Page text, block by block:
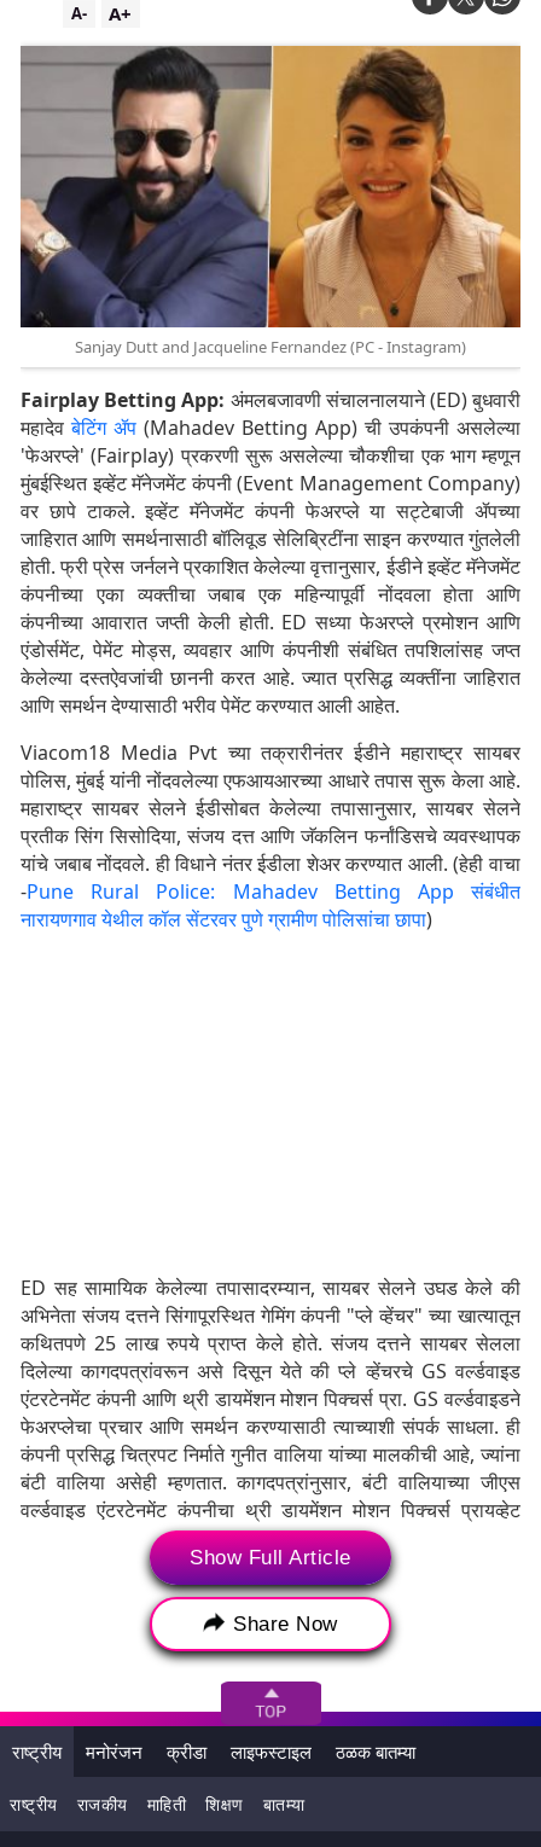
A+
A-
Sanjay Dutt and Jacqueline Fernandez (PC - Instagram)
Fairplay Betting App: अंमलबजावणी संचालनालयाने (ED) बुधवारी
महादेवबेटिंग ॲप (Mahadev Betting App) ची उपकंपनी असलेल्या
'फेअरप्ले' (Fairplay) प्रकरणी सुरू असलेल्या चौकशीचा एक भाग म्हणून
मुंबईस्थित इव्हेंट मॅनेजमेंट कंपनी (Event Management Company)
वर छापे टाकले. इव्हेंट मॅनेजमेंट कंपनी फेअरप्ले या सट्टेबाजी ॲपच्या
जाहिरात आणि समर्थनासाठी बॉलिवूड सेलिब्रिटींना साइन करण्यात गुंतलेली
होती. फ्री प्रेस जर्नलने प्रकाशित केलेल्या वृत्तानुसार, ईडीने इव्हेंट मॅनेजमेंट
कंपनीच्या एका व्यक्तीचा जबाब एक महिन्यापूर्वी नोंदवला होता आणि
कंपनीच्या आवारात जप्ती केली होती. ED सध्या फेअरप्ले प्रमोशन आणि
एंडोर्समेंट, पेमेंट मोड्स, व्यवहार आणि कंपनीशी संबंधित तपशिलांसह जप्त
केलेल्या दस्तऐवजांची छाननी करत आहे. ज्यात प्रसिद्ध व्यक्तींना जाहिरात
आणि समर्थन देण्यासाठी भरीव पेमेंट करण्यात आली आहेत.
Viacom18 Media Pvt च्या तक्रारीनंतर ईडीने महाराष्ट्र सायबर
पोलिस, मुंबई यांनी नोंदवलेल्या एफआयआरच्या आधारे तपास सुरू केला आहे.
महाराष्ट्र सायबर सेलने ईडीसोबत केलेल्या तपासानुसार, सायबर सेलने
प्रतीक सिंग सिसोदिया, संजय दत्त आणि जॅकलिन फर्नांडिसचे व्यवस्थापक
यांचे जबाब नोंदवले. ही विधाने नंतर ईडीला शेअर करण्यात आली. (हेही वाचा
-Pune Rural Police: Mahadev Betting App संबंधीत
नारायणगाव येथील कॉल सेंटरवर पुणे ग्रामीण पोलिसांचा छापा)
ED सह सामायिक केलेल्या तपासादरम्यान, सायबर सेलने उघड केले की
अभिनेता संजय दत्तने सिंगापूरस्थित गेमिंग कंपनी "प्ले व्हेंचर" च्या खात्यातून
कथितपणे 25 लाख रुपये प्राप्त केले होते. संजय दत्तने सायबर सेलला
दिलेल्या कागदपत्रांवरून असे दिसून येते की प्ले व्हेंचरचे GS वर्ल्डवाइड
एंटरटेनमेंट कंपनी आणि थ्री डायमेंशन मोशन पिक्चर्स प्रा. GS वर्ल्डवाइडने
फेअरप्लेचा प्रचार आणि समर्थन करण्यासाठी त्याच्याशी संपर्क साधला. ही
कंपनी प्रसिद्ध चित्रपट निर्माते गुनीत वालिया यांच्या मालकीची आहे, ज्यांना
बंटी वालिया असेही म्हणतात. कागदपत्रांनुसार, बंटी वालियाच्या जीएस
वर्ल्डवाइड एंटरटेनमेंट कंपनीचा थ्री डायमेंशन मोशन पिक्चर्स प्रायव्हेट
लिमिटेडसोबतही करार होता. विशेष म्हणजे, गौरव दुबे, संजय दत्तचा
व्यवस्थापक, थ्री डायमेंशन मोशन पिक्चर्सच्या दिग्दर्शकांपैकी एक आहे. (हेही
Mahadev Betting App: छत्तीसगडचे माजी मुख्यमंत्री
अडचणीत! महादेव बेटिंग ॲप प्रकरणी FIR दाखल
तथापी, अभिनेत्री जॅकलीन फर्नांडिसला दुबईस्थित ट्रिम जनरल ट्रेडिंग
एलएलसीकडून फेअरप्लेला मान्यता देण्यासाठी आणि प्रोत्साहन देण्यासाठी
एक महत्त्वपूर्ण रक्कम मिळाली होती. जॅकलीनकडून सायबर सेलपर्यंत
सामायिक केलेली कागदपत्रे आणि करारानुसार, ट्रिम जनरल ट्रेडिंग
एलएलसीचा मुंबईस्थित टॅलेंट मॅनेजमेंट कंपनी, पॅल्स अँड पीअर्स एंटरटेनमेंट
प्रायव्हेट लिमिटेड या कंपनीशी करार आहे.
Show Full Article
Share Now
राष्ट्रीय मनोरंजन क्रीडा लाइफस्टाइल ठळक बातम्या
राष्ट्रीय राजकीय माहिती शिक्षण बातम्या